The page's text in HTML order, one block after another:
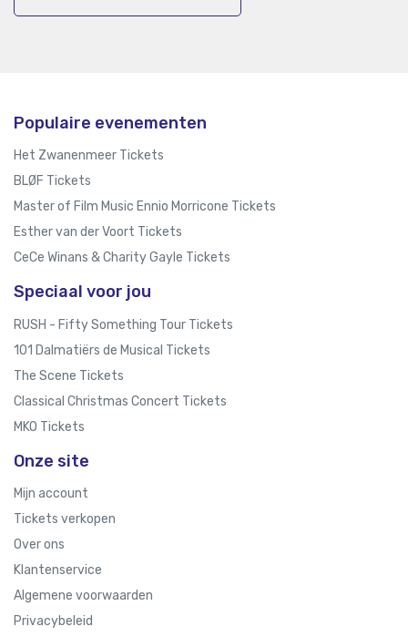
Populaire evenementen
Het Zwanenmeer Tickets
BLØF Tickets
Master of Film Music Ennio Morricone Tickets
Esther van der Voort Tickets
CeCe Winans & Charity Gayle Tickets
Speciaal voor jou
RUSH - Fifty Something Tour Tickets
101 Dalmatiërs de Musical Tickets
The Scene Tickets
Classical Christmas Concert Tickets
MKO Tickets
Onze site
Mijn account
Tickets verkopen
Over ons
Klantenservice
Algemene voorwaarden
Privacybeleid